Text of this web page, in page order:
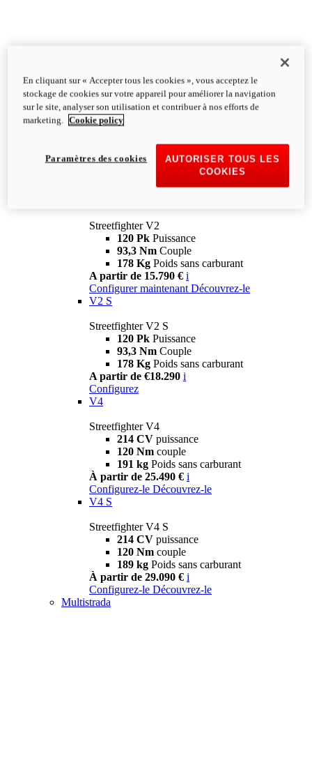
Streetfighter V2
120 Pk Puissance
93,3 Nm Couple
178 Kg Poids sans carburant
A partir de 15.790 € i
Configurer maintenant Découvrez-le
V2 S
Streetfighter V2 S
120 Pk Puissance
93,3 Nm Couple
178 Kg Poids sans carburant
A partir de €18.290 i
Configurez
V4
Streetfighter V4
214 CV puissance
120 Nm couple
191 kg Poids sans carburant
À partir de 25.490 € i
Configurez-le Découvrez-le
V4 S
Streetfighter V4 S
214 CV puissance
120 Nm couple
189 kg Poids sans carburant
À partir de 29.090 € i
Configurez-le Découvrez-le
Multistrada
En cliquant sur « Accepter tous les cookies », vous acceptez le
stockage de cookies sur votre appareil pour améliorer la navigation
sur le site, analyser son utilisation et contribuer à nos efforts de
marketing.
Cookie policy
AUTORISER TOUS LES
COOKIES
Paramètres des cookies